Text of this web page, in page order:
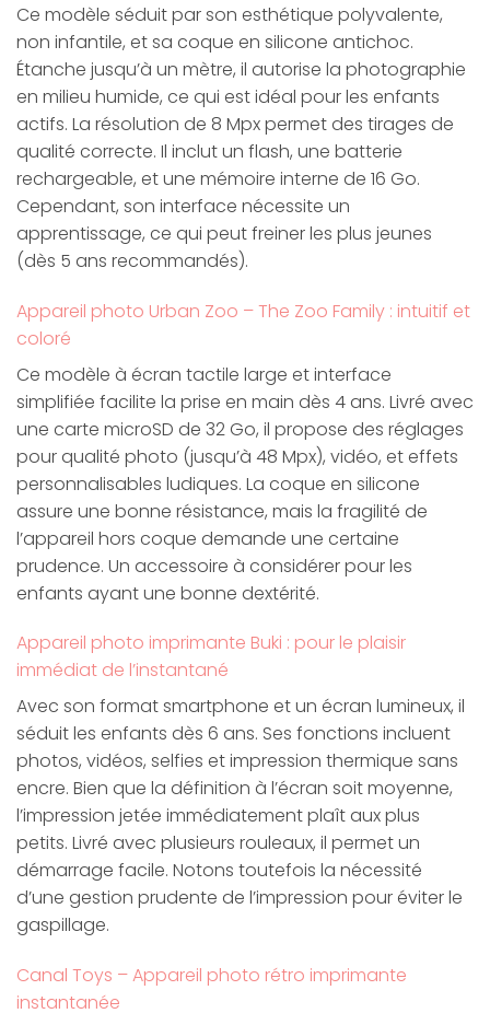
Ce modèle séduit par son esthétique polyvalente,
non infantile, et sa coque en silicone antichoc.
Étanche jusqu’à un mètre, il autorise la photographie
en milieu humide, ce qui est idéal pour les enfants
actifs. La résolution de 8 Mpx permet des tirages de
qualité correcte. Il inclut un flash, une batterie
rechargeable, et une mémoire interne de 16 Go.
Cependant, son interface nécessite un
apprentissage, ce qui peut freiner les plus jeunes
(dès 5 ans recommandés).
Appareil photo Urban Zoo – The Zoo Family : intuitif et
coloré
Ce modèle à écran tactile large et interface
simplifiée facilite la prise en main dès 4 ans. Livré avec
une carte microSD de 32 Go, il propose des réglages
pour qualité photo (jusqu’à 48 Mpx), vidéo, et effets
personnalisables ludiques. La coque en silicone
assure une bonne résistance, mais la fragilité de
l’appareil hors coque demande une certaine
prudence. Un accessoire à considérer pour les
enfants ayant une bonne dextérité.
Appareil photo imprimante Buki : pour le plaisir
immédiat de l’instantané
Avec son format smartphone et un écran lumineux, il
séduit les enfants dès 6 ans. Ses fonctions incluent
photos, vidéos, selfies et impression thermique sans
encre. Bien que la définition à l’écran soit moyenne,
l’impression jetée immédiatement plaît aux plus
petits. Livré avec plusieurs rouleaux, il permet un
démarrage facile. Notons toutefois la nécessité
d’une gestion prudente de l’impression pour éviter le
gaspillage.
Canal Toys – Appareil photo rétro imprimante
instantanée